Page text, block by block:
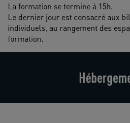
La formation se termine à 15h.
Le dernier jour est consacré aux
individuels, au rangement des
formation.